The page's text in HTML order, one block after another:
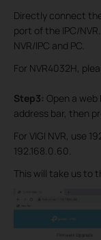
Directly connect
port of the IPC/
NVR/IPC and PC.
For NVR4032H,
Step3: Open a
address bar, then
For VIGI NVR, use
192.168.0.60.
This will take us to